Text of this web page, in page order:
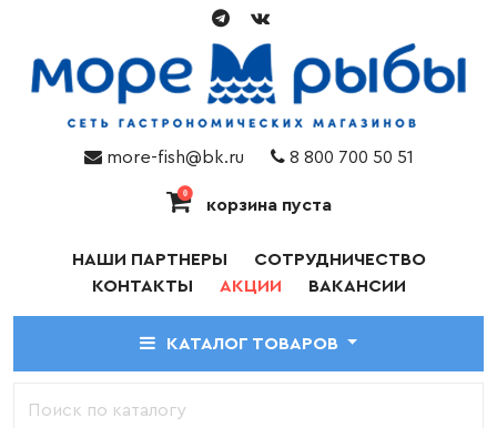
more-fish@bk.ru 8 800 700 50 51
0
корзина пуста
НАШИ ПАРТНЕРЫ
СОТРУДНИЧЕСТВО
КОНТАКТЫ
АКЦИИ ВАКАНСИИ
КАТАЛОГ ТОВАРОВ